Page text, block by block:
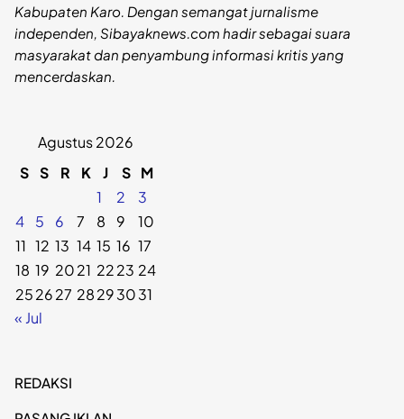
Kabupaten Karo. Dengan semangat jurnalisme
independen, Sibayaknews.com hadir sebagai suara
masyarakat dan penyambung informasi kritis yang
mencerdaskan.
Agustus 2026
S S R K J S M
1
2
3
4
5 6 7 8 9
10
11 12 13 14 15 16 17
18 19 2021 2223 24
252627 28293031
« Jul
REDAKSI